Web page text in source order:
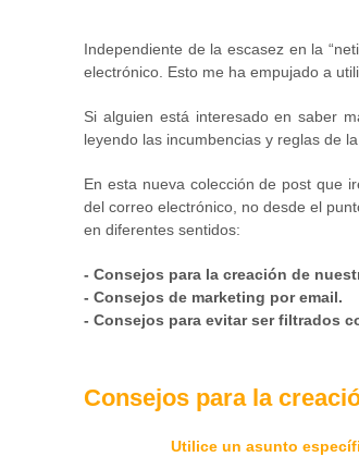
Independiente de la escasez en la
electrónico. Esto me ha empujado a
Si alguien está interesado en saber
leyendo las incumbencias y reglas de
En esta nueva colección de post que
del correo electrónico, no desde el
en diferentes sentidos:
- Consejos para la creación de
- Consejos de marketing por email.
- Consejos para evitar ser filtrados
Consejos para la
Utilice un asunto